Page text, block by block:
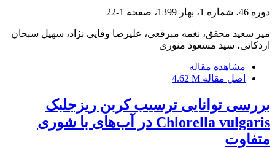
دوره 46، شماره 1، بهار 1399، صفحه 1-22
میر سعید محقق، نغمه مبرقعی، علیرضا وفایی نژاد، سهیل سبحان
اردکانی، سید مسعود منوری
مشاهده مقاله
اصل مقاله 4.62 M
بررسی توانایی ترسیب کربن ریزجلبک
Chlorella vulgaris در آب‌های با شوری
متفاوت